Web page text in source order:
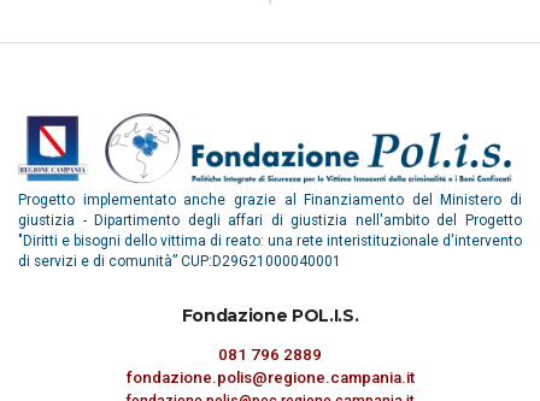
Progetto implementato anche grazie al Finanziamento del Ministero di
giustizia - Dipartimento degli affari di giustizia nell'ambito del Progetto
"Diritti e bisogni dello vittima di reato: una rete interistituzionale d'intervento
di servizi e di comunità” CUP:D29G21000040001
Fondazione POL.I.S.
081 796 2889
fondazione.polis@regione.campania.it